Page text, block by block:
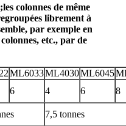
les colonnes de même
librement à
par exemple en
etc., par de
ML6033ML4030ML6045
6 4 6
8
7,5 tonnes